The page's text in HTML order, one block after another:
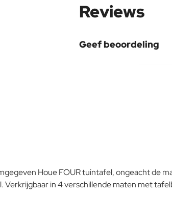
Materiaal
Aluminium
Reviews
Geef beoordeling
Waardering:
Waardering: Slecht
Houe FOUR tuintafel, ongeacht de
in 4 verschillende maten met